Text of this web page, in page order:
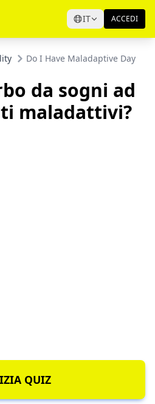
IT ACCEDI
Do I Have Maladaptive
da sogni ad
maladattivi?
QUIZ